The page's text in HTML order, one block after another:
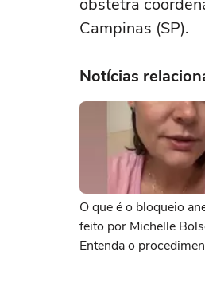
obstetra
Campinas (SP).
Notícias
O que é o bloqueio
feito por Michelle
Entenda o